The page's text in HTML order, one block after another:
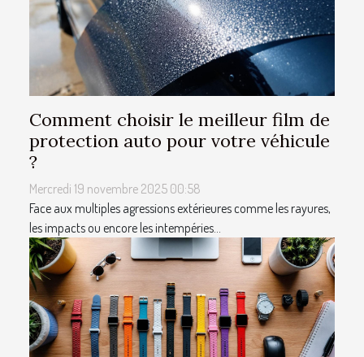
Comment choisir le meilleur film de
protection auto pour votre véhicule
?
Mercredi 19 novembre 2025 00:58
Face aux multiples agressions extérieures comme les rayures,
les impacts ou encore les intempéries...